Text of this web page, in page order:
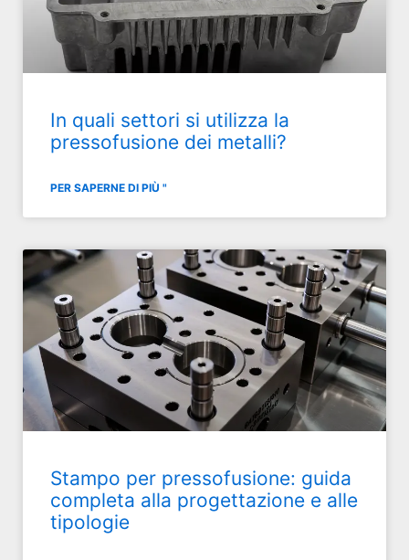
In quali settori si utilizza la
pressofusione dei metalli?
PER SAPERNE DI PIÙ "
Stampo per pressofusione: guida
completa alla progettazione e alle
tipologie